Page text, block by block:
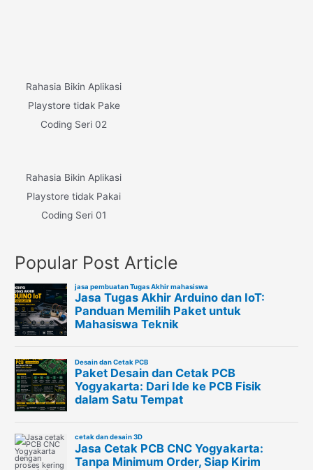
Rahasia Bikin Aplikasi
Playstore tidak Pake
Coding Seri 02
Rahasia Bikin Aplikasi
Playstore tidak Pakai
Coding Seri 01
Popular Post Article